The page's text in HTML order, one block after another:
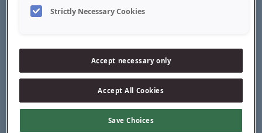
Ευρώπη.
απονεμήθηκε η υπηκοότητα και ο τίτλος του μάστορα
κατασκευαστή χτενών στο Christiania. Οι τελικές τυπικές
διαδικασίες περιλάμβαναν την προσκόμιση ενός
την καταβολή του σχετικού τέλους στον δικαστικό
λειτουργό.
Strictly Necessary Cookies
Accept necessary only
Accept All Cookies
Save Choices